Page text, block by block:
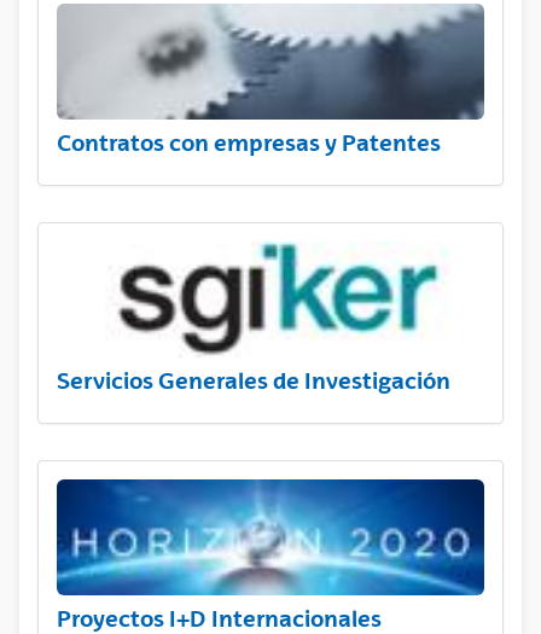
Contratos con empresas y Patentes
Servicios Generales de Investigación
Proyectos I+D Internacionales